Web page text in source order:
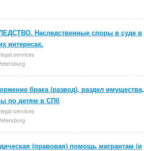
Наследственные споры в суде в
интересах.
services
брака (развод), раздел имущества,
по детям в СПб
services
(правовая) помощь мигрантам (и